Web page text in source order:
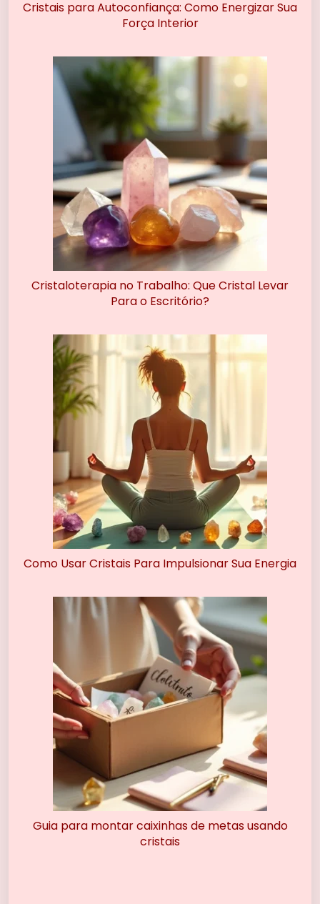
Cristais para Autoconfiança: Como Energizar Sua
Força Interior
Cristaloterapia no Trabalho: Que Cristal Levar
Para o Escritório?
Como Usar Cristais Para Impulsionar Sua Energia
Guia para montar caixinhas de metas usando
cristais